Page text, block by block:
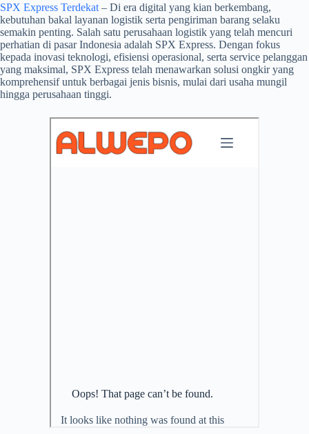
SPX Express Terdekat – Di era digital yang kian berkembang,
kebutuhan bakal layanan logistik serta pengiriman barang selaku
semakin penting. Salah satu perusahaan logistik yang telah mencuri
perhatian di pasar Indonesia adalah SPX Express. Dengan fokus
kepada inovasi teknologi, efisiensi operasional, serta service pelanggan
yang maksimal, SPX Express telah menawarkan solusi ongkir yang
komprehensif untuk berbagai jenis bisnis, mulai dari usaha mungil
hingga perusahaan tinggi.